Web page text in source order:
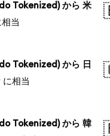
Tokenized) から 米
当
Tokenized) から 日
に相当
Tokenized) から 韓